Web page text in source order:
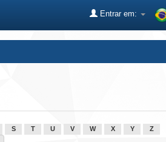
Entrar em:
S T U V W X Y Z